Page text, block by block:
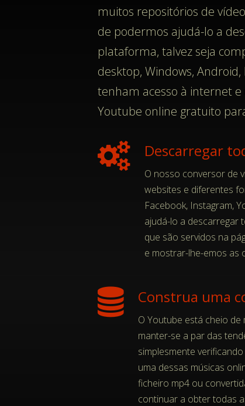
muitos repositórios de
de podermos ajudá-lo a
plataforma, talvez seja
desktop, Windows,
tenham acesso à internet
Youtube online gratuito
Descarregar
O nosso conversor de
websites e diferentes
Facebook, Instagram,
ajudá-lo a descarregar
que são servidos na
e mostrar-lhe-emos as
Construa uma
O Youtube está cheio
manter-se a par das
simplesmente
uma dessas músicas
ficheiro mp4 ou
continuar a obter todas